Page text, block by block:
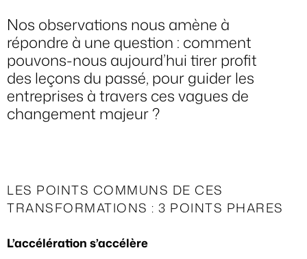
Nos observations nous amène à
répondre à une question : comment
pouvons-nous aujourd’hui tirer profit
des leçons du passé, pour guider les
entreprises à travers ces vagues de
changement majeur ?
LES POINTS COMMUNS DE CES
TRANSFORMATIONS : 3 POINTS PHARES
L’accélération s’accélère